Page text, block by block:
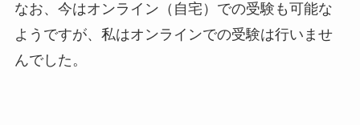
なお、今はオンライン（自宅）での受験も可能な
ようですが、私はオンラインでの受験は行いませ
んでした。